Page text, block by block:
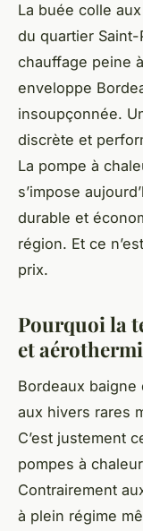
La buée colle
du quartier
chauffage peine
enveloppe
insoupçonnée.
discrète et
La pompe à
s’impose
durable et
région. Et ce
prix.
Pourquoi la
et
Bordeaux
aux hivers rares
C’est justement
pompes à
Contrairement
à plein régime